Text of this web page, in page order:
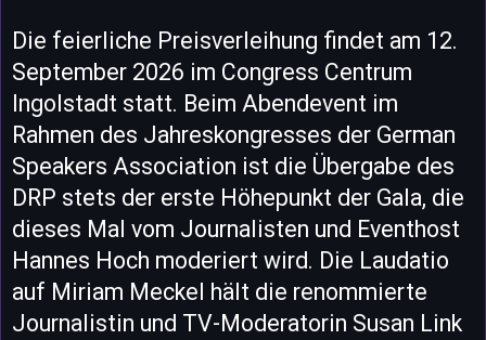
Die feierliche Preisverleihung findet am 12.
September 2026 im Congress Centrum
Ingolstadt statt. Beim Abendevent im
Rahmen des Jahreskongresses der German
Speakers Association ist die Übergabe des
DRP stets der erste Höhepunkt der Gala, die
dieses Mal vom Journalisten und Eventhost
Hannes Hoch moderiert wird. Die Laudatio
auf Miriam Meckel hält die renommierte
Journalistin und TV-Moderatorin Susan Link